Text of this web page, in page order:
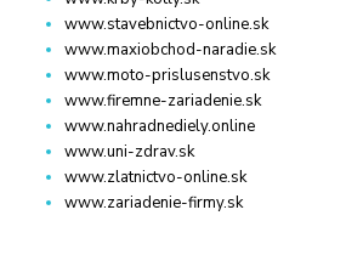
www.stavebnictvo-online.sk
www.maxiobchod-naradie.sk
www.moto-prislusenstvo.sk
www.firemne-zariadenie.sk
www.nahradnediely.online
www.uni-zdrav.sk
www.zlatnictvo-online.sk
www.zariadenie-firmy.sk